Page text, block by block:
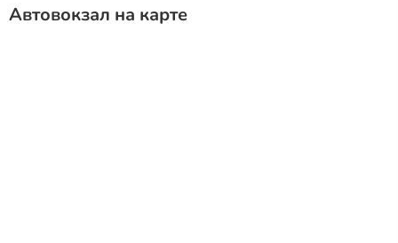
Автовокзал на карте